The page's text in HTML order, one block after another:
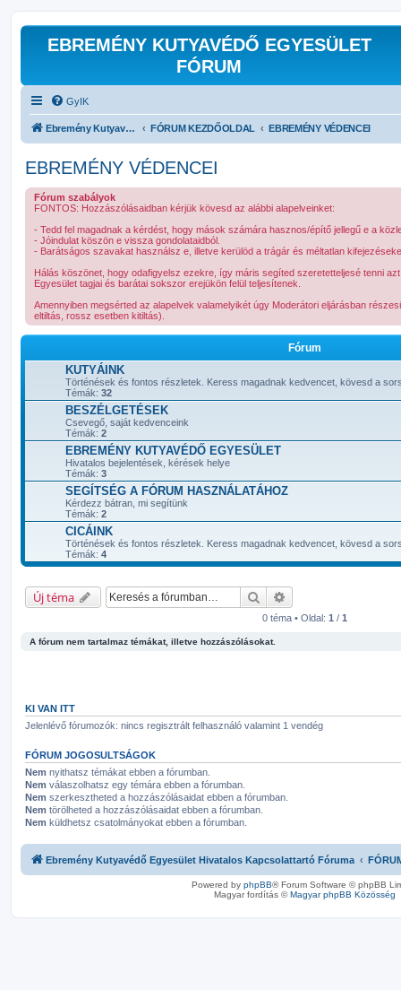
EBREMÉNY KUTYAVÉDŐ EGYESÜLET
FÓRUM
GyIK
Ebremény Kutyavédő Egyesület Hivatalos Kapcsolattartó Fóruma FÓRUM KEZDŐOLDAL EBREMÉNY VÉDENCEI
EBREMÉNY VÉDENCEI
Fórum szabályok
FONTOS: Hozzászólásaidban kérjük kövesd az alábbi alapelveinket:
- Tedd fel magadnak a kérdést, hogy mások számára hasznos/építő jellegű e a
- Jóindulat köszön e vissza gondolataidból.
- Barátságos szavakat használsz e, illetve kerülöd a trágár és méltatlan
Hálás köszönet, hogy odafigyelsz ezekre, így máris segíted szeretetteljesé tenni
Egyesület tagjai és barátai sokszor erejükön felül teljesítenek.
Amennyiben megsérted az alapelvek valamelyikét úgy Moderátori eljárásban
eltiltás, rossz esetben kitiltás).
Fórum
KUTYÁINK
Történések és fontos részletek. Keress magadnak kedvencet, kövesd a
Témák: 32
BESZÉLGETÉSEK
Csevegő, saját kedvenceink
Témák: 2
EBREMÉNY KUTYAVÉDŐ EGYESÜLET
Hivatalos bejelentések, kérések helye
Témák: 3
SEGÍTSÉG A FÓRUM HASZNÁLATÁHOZ
Kérdezz bátran, mi segítünk
Témák: 2
CICÁINK
Történések és fontos részletek. Keress magadnak kedvencet, kövesd a
Témák: 4
Új téma Keresés
0 téma • Oldal: 1 / 1
A fórum nem tartalmaz témákat, illetve hozzászólásokat.
KI VAN ITT
Jelenlévő fórumozók: nincs regisztrált felhasználó valamint 1 vendég
FÓRUM JOGOSULTSÁGOK
Nem nyithatsz témákat ebben a fórumban.
Nem válaszolhatsz egy témára ebben a fórumban.
Nem szerkesztheted a hozzászólásaidat ebben a fórumban.
Nem törölheted a hozzászólásaidat ebben a fórumban.
Nem küldhetsz csatolmányokat ebben a fórumban.
Ebremény Kutyavédő Egyesület Hivatalos Kapcsolattartó Fóruma
Powered by phpBB® Forum Software © phpBB
Magyar fordítás ©Magyar phpBB Közösség